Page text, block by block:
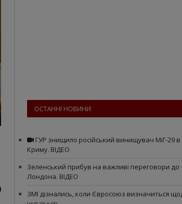
ОСТАННІ НОВИНИ
ГУР знищило російський винищувач МіГ-29 в
Криму. ВІДЕО
Зеленський прибув на важливі переговори до
Лондона. ВІДЕО
ЗМІ дізнались, коли Євросоюз визначиться